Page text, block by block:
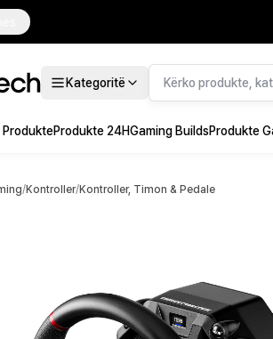
Kategoritë
ProdukteProdukte 24HGaming BuildsProdukte
/Kontroller/Kontroller, Timon & Pedale